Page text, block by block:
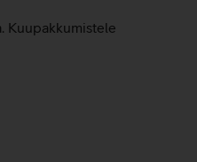
Kuupakkumistele